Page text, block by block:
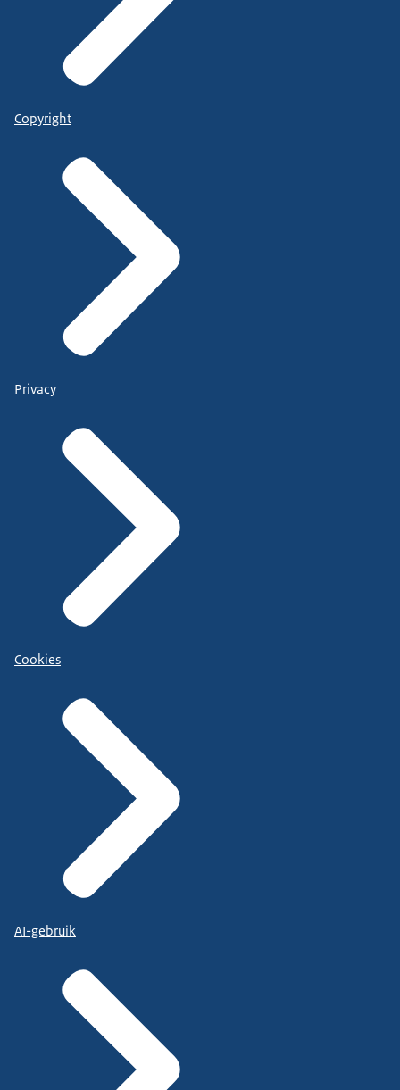
Copyright
Privacy
Cookies
AI-gebruik